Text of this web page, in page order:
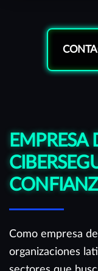
EMPRESA
Como empresa
organizaciones